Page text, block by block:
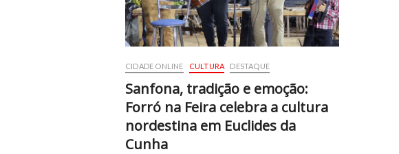
CIDADE ONLINE CULTURA DESTAQUE
Sanfona, tradição e emoção:
Forró na Feira celebra a cultura
nordestina em Euclides da
Cunha